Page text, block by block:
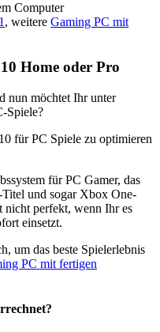
Computer
, weitere Gaming PC mit
Home oder Pro
nun möchtet Ihr unter
Spiele?
für PC Spiele zu optimieren
für PC Gamer, das
und sogar Xbox One-
nicht perfekt, wenn Ihr es
einsetzt.
um das beste Spielerlebnis
PC mit fertigen